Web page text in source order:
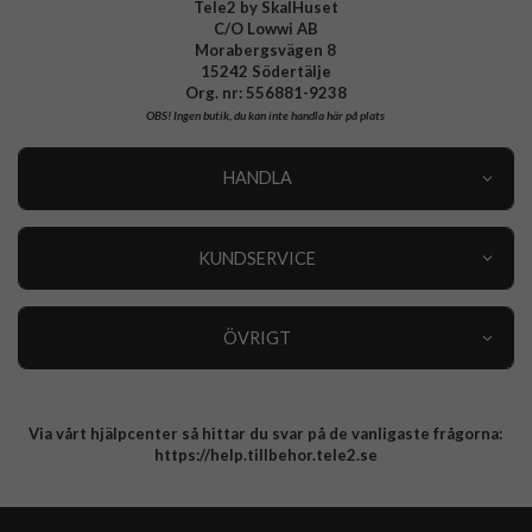
Tele2 by SkalHuset
C/O Lowwi AB
Morabergsvägen 8
15242 Södertälje
Org. nr: 556881-9238
OBS!Ingen butik, du kan inte handla här på plats
HANDLA
KUNDSERVICE
ÖVRIGT
Integritetspolicy
Via vårt hjälpcenter så hittar du svar på de vanligaste frågorna:
https://help.tillbehor.tele2.se